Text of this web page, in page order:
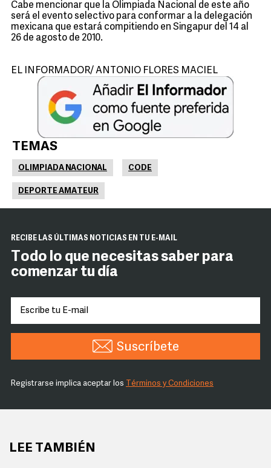
Cabe mencionar que la Olimpiada Nacional de este año
será el evento selectivo para conformar a la delegación
mexicana que estará compitiendo en Singapur del 14 al
26 de agosto de 2010.
EL INFORMADOR/ ANTONIO FLORES MACIEL
TEMAS
OLIMPIADA NACIONAL CODE
DEPORTE AMATEUR
RECIBE LAS ÚLTIMAS NOTICIAS EN TU E-MAIL
Todo lo que necesitas saber para
comenzar tu día
Suscríbete
Registrarse implica aceptar los Términos y Condiciones
LEE TAMBIÉN